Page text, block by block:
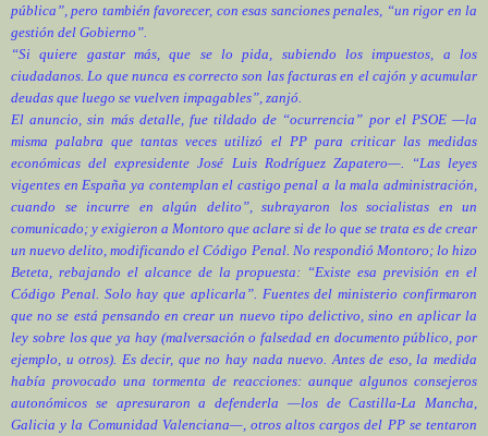
pública”, pero también favorecer, con esas sanciones penales, “un rigor en la
gestión del Gobierno”.
“Si quiere gastar más, que se lo pida, subiendo los impuestos, a los
ciudadanos. Lo que nunca es correcto son las facturas en el cajón y acumular
deudas que luego se vuelven impagables”, zanjó.
El anuncio, sin más detalle, fue tildado de “ocurrencia” por el PSOE —la
misma palabra que tantas veces utilizó el PP para criticar las medidas
económicas del expresidenteJosé Luis Rodríguez Zapatero—. “Las leyes
vigentes en España ya contemplan el castigo penal a la mala administración,
cuando se incurre en algún delito”, subrayaron los socialistas en un
comunicado; y exigieron a Montoro que aclare si de lo que se trata es de crear
un nuevo delito, modificando el Código Penal. No respondió Montoro; lo hizo
Beteta, rebajando el alcance de la propuesta: “Existe esa previsión en el
Código Penal. Solo hay que aplicarla”. Fuentes del ministerio confirmaron
que no se está pensando en crear un nuevo tipo delictivo, sino en aplicar la
ley sobre los que ya hay (malversación o falsedad en documento público, por
ejemplo, u otros). Es decir, que no hay nada nuevo. Antes de eso, la medida
había provocado una tormenta de reacciones: aunque algunos consejeros
autonómicos se apresuraron a defenderla —los de Castilla-La Mancha,
Galicia y la Comunidad Valenciana—, otros altos cargos del PP se tentaron